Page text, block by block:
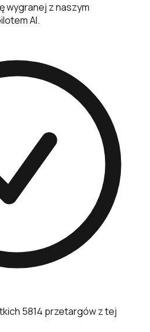
wygranej z naszym
AI.
5814 przetargów z tej